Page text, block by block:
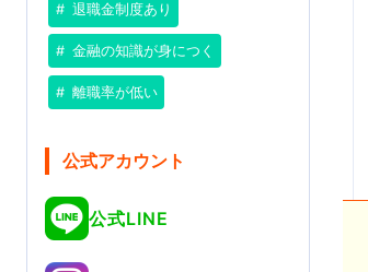
退職金制度あり
金融の知識が身につく
離職率が低い
公式アカウント
公式LINE